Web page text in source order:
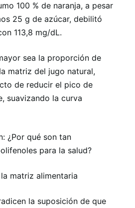
100 % de naranja, a pesar
25 g de azúcar, debilitó
113,8 mg/dL.
sea la proporción de
matriz del jugo natural,
de reducir el pico de
suavizando la curva
¿Por qué son tan
para la salud?
matriz alimentaria
la suposición de que